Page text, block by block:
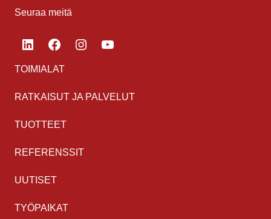
Seuraa meitä
LinkedInFacebook
TOIMIALAT
RATKAISUT JA PALVELUT
TUOTTEET
REFERENSSIT
UUTISET
TYÖPAIKAT